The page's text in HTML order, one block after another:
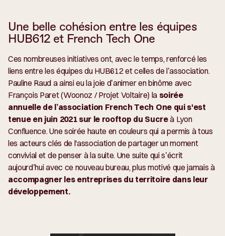
Une belle cohésion entre les équipes
HUB612 et French Tech One
Ces nombreuses initiatives ont, avec le temps, renforcé les
liens entre les équipes du HUB612 et celles de l’association.
Pauline Raud a ainsi eu la joie d’animer en binôme avec
François Paret (Woonoz / Projet Voltaire) la soirée
annuelle de l’association French Tech One qui s'est
tenue en juin 2021 sur le rooftop du Sucreà Lyon
Confluence. Une soirée haute en couleurs qui a permis à tous
les acteurs clés de l'association de partager un moment
convivial et de penser à la suite. Une suite qui s’écrit
aujourd’hui avec ce nouveau bureau, plus motivé que jamais à
accompagner les entreprises du territoire dans leur
développement.